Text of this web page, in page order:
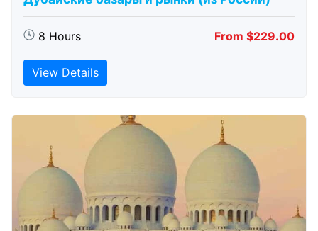
8 Hours From $229.00
View Details